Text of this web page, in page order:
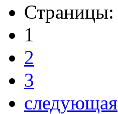
Страницы:
1
2
3
следующая